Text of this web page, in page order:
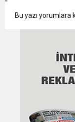
Bu yazı yorumlara